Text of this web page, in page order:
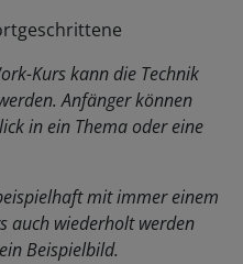
Kurs kann die Technik
Anfänger können
in ein Thema oder eine
mit immer einem
auch wiederholt werden
Beispielbild.